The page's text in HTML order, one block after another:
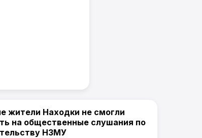
Приморского края / Артемпортал
жители Находки не смогли
на общественные слушания по
НЗМУ